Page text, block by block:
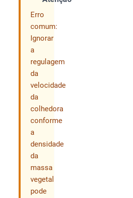
Erro
comum:
Ignorar
a
regulagem
da
velocidade
da
colhedora
conforme
a
densidade
da
massa
vegetal
pode